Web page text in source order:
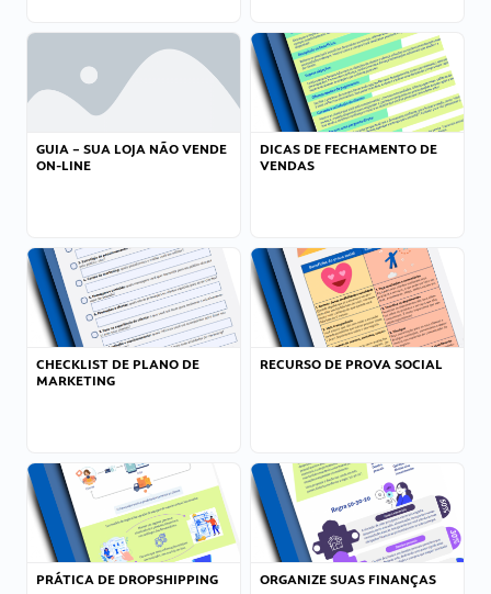
GUIA – SUA LOJA NÃO VENDE
ON-LINE
DICAS DE FECHAMENTO DE
VENDAS
CHECKLIST DE PLANO DE
MARKETING
RECURSO DE PROVA SOCIAL
PRÁTICA DE DROPSHIPPING ORGANIZE SUAS FINANÇAS